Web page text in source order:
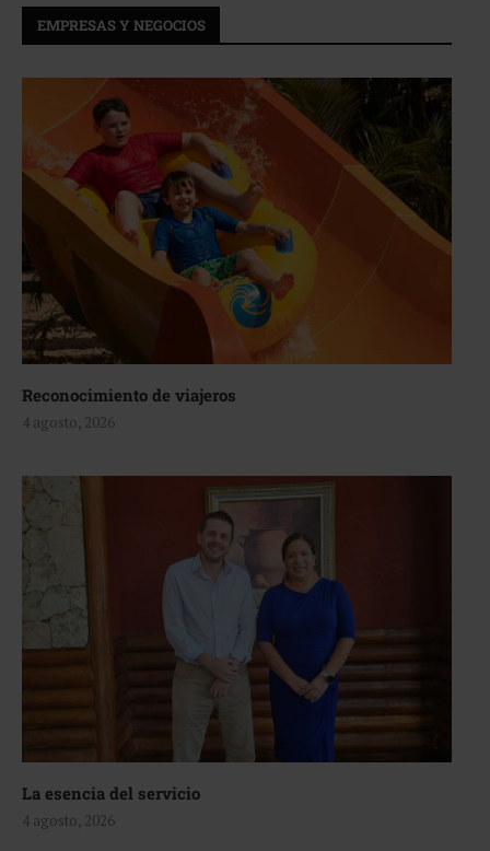
EMPRESAS Y NEGOCIOS
Reconocimiento de viajeros
4 agosto, 2026
La esencia del servicio
4 agosto, 2026